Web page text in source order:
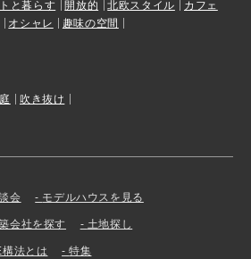
と暮らす 開放的 北欧スタイル
カフェ
オシャレ 趣味の空間
吹き抜け
会 モデルハウスを見る
会社を探す 土地探し
構法とは 特集